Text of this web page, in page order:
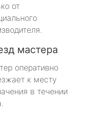
от
мастера
оперативно
к месту
в течении